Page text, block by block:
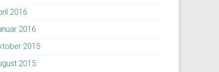
2016
2016
2015
2015